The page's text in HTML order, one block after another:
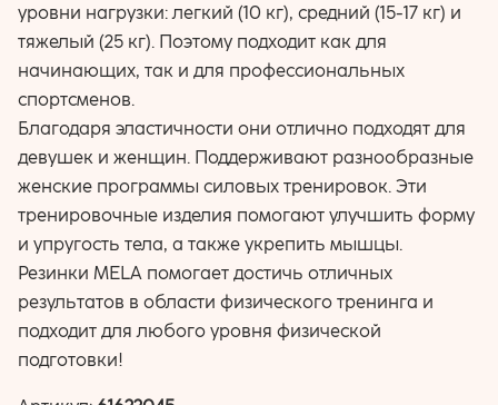
уровни нагрузки: легкий (10 кг), средний (15-17 кг) и
тяжелый (25 кг). Поэтому подходит как для
начинающих, так и для профессиональных
спортсменов.
Благодаря эластичности они отлично подходят для
девушек и женщин. Поддерживают разнообразные
женские программы силовых тренировок. Эти
тренировочные изделия помогают улучшить форму
и упругость тела, а также укрепить мышцы.
Резинки MELA помогает достичь отличных
результатов в области физического тренинга и
подходит для любого уровня физической
подготовки!